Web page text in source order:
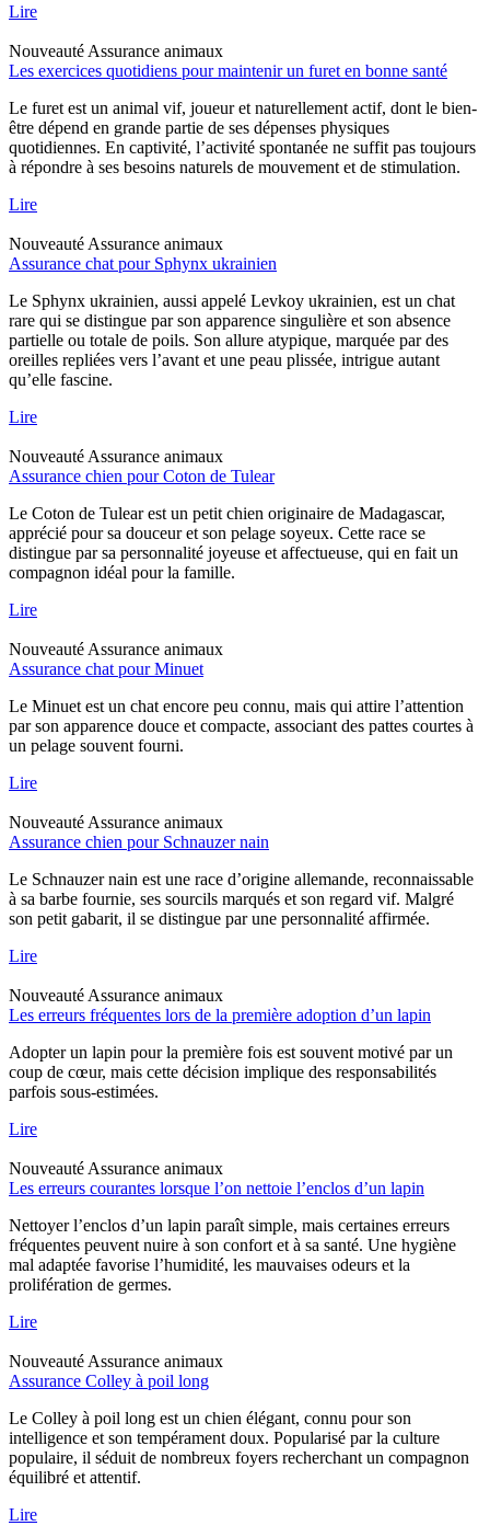
Lire
Nouveauté Assurance animaux
Les exercices quotidiens pour maintenir un furet en bonne santé
Le furet est un animal vif, joueur et naturellement actif, dont le bien-
être dépend en grande partie de ses dépenses physiques
quotidiennes. En captivité, l’activité spontanée ne suffit pas toujours
à répondre à ses besoins naturels de mouvement et de stimulation.
Lire
Nouveauté Assurance animaux
Assurance chat pour Sphynx ukrainien
Le Sphynx ukrainien, aussi appelé Levkoy ukrainien, est un chat
rare qui se distingue par son apparence singulière et son absence
partielle ou totale de poils. Son allure atypique, marquée par des
oreilles repliées vers l’avant et une peau plissée, intrigue autant
qu’elle fascine.
Lire
Nouveauté Assurance animaux
Assurance chien pour Coton de Tulear
Le Coton de Tulear est un petit chien originaire de Madagascar,
apprécié pour sa douceur et son pelage soyeux. Cette race se
distingue par sa personnalité joyeuse et affectueuse, qui en fait un
compagnon idéal pour la famille.
Lire
Nouveauté Assurance animaux
Assurance chat pour Minuet
Le Minuet est un chat encore peu connu, mais qui attire l’attention
par son apparence douce et compacte, associant des pattes courtes à
un pelage souvent fourni.
Lire
Nouveauté Assurance animaux
Assurance chien pour Schnauzer nain
Le Schnauzer nain est une race d’origine allemande, reconnaissable
à sa barbe fournie, ses sourcils marqués et son regard vif. Malgré
son petit gabarit, il se distingue par une personnalité affirmée.
Lire
Nouveauté Assurance animaux
Les erreurs fréquentes lors de la première adoption d’un lapin
Adopter un lapin pour la première fois est souvent motivé par un
coup de cœur, mais cette décision implique des responsabilités
parfois sous-estimées.
Lire
Nouveauté Assurance animaux
Les erreurs courantes lorsque l’on nettoie l’enclos d’un lapin
Nettoyer l’enclos d’un lapin paraît simple, mais certaines erreurs
fréquentes peuvent nuire à son confort et à sa santé. Une hygiène
mal adaptée favorise l’humidité, les mauvaises odeurs et la
prolifération de germes.
Lire
Nouveauté Assurance animaux
Assurance Colley à poil long
Le Colley à poil long est un chien élégant, connu pour son
intelligence et son tempérament doux. Popularisé par la culture
populaire, il séduit de nombreux foyers recherchant un compagnon
équilibré et attentif.
Lire